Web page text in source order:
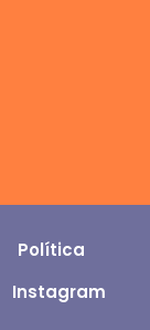
Política
Instagram